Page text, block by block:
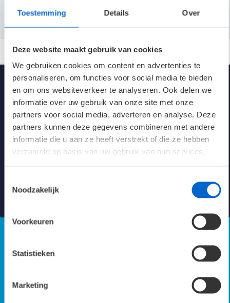
Toestemming Details Over
Deze website maakt gebruik van cookies
We gebruiken cookies om content en advertenties te
personaliseren, om functies voor social media te bieden
en om ons websiteverkeer te analyseren. Ook delen we
informatie over uw gebruik van onze site met onze
partners voor social media, adverteren en analyse. Deze
partners kunnen deze gegevens combineren met andere
informatie die u aan ze heeft verstrekt of die ze hebben
verzameld op basis van uw gebruik van hun services.
Noodzakelijk
Voorkeuren
Statistieken
Marketing
Lichtstroom 5070 lm
Kleur aluminium
Afmetingen 3600 x 24 x 24 mm
Klasse I
Levensduur 25°C 100K L80/B10
Verblindingswaarde UGR
Kennisbank verlichting